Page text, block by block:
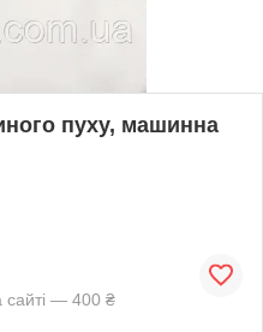
пуху, машинна
сайті — 400 ₴